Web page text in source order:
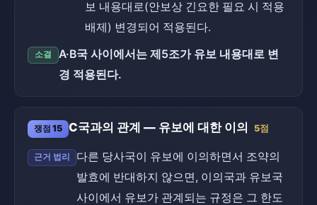
보 내용대로(안보상 긴요한 필요 시 적용
배제) 변경되어 적용된다.
소결
A·B국 사이에서는 제5조가 유보 내용대로 변
경 적용된다.
쟁점 15 C국과의 관계 — 유보에 대한 이의 5점
근거 법리
다른 당사국이 유보에 이의하면서 조약의
발효에 반대하지 않으면, 이의국과 유보국
사이에서 유보가 관계되는 규정은 그 한도